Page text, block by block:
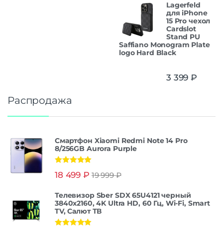
Lagerfeld
для iPhone
15 Pro чехол
Cardslot
Stand PU
Saffiano Monogram Plate
logo Hard Black
3 399 ₽
Распродажа
Смартфон Xiaomi Redmi Note 14 Pro
8/256GB Aurora Purple
из 5
18 499 ₽ 19 999₽
Телевизор Sber SDX 65U4121 черный
3840x2160, 4K Ultra HD, 60 Гц, Wi-Fi, Smart
TV, Салют ТВ